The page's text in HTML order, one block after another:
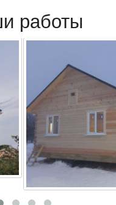
работы